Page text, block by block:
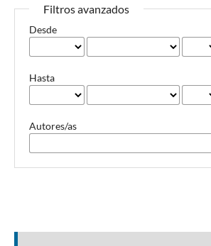
Filtros avanzados
Desde
Hasta
Autores/as